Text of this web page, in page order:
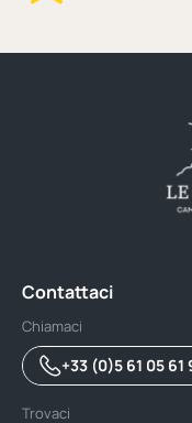
Contattaci
Chiamaci
+33 (0)5 61 05 61
Trovaci